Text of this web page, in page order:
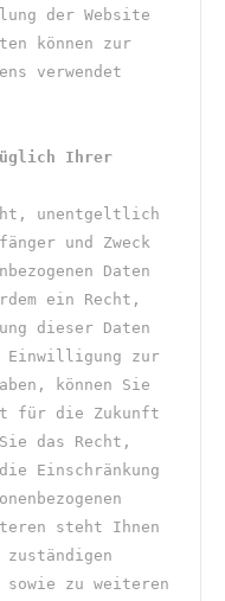
der Website
können zur
verwendet
Ihrer
unentgeltlich
und Zweck
Daten
ein Recht,
dieser Daten
Einwilligung zur
können Sie
für die Zukunft
das Recht,
Einschränkung
steht Ihnen
zu weiteren